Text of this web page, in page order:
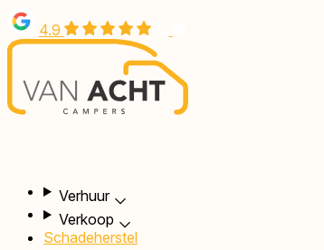
Overslaan
en
naar
inhoud
gaan
4.9
Verhuur
Verkoop
Schadeherstel